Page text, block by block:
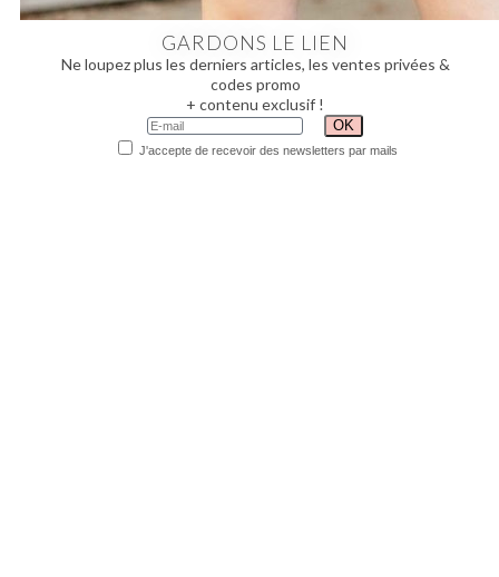
GARDONS LE LIEN
Ne loupez plus les derniers articles, les ventes privées &
codes promo
+ contenu exclusif !
J'accepte de recevoir des newsletters par mails